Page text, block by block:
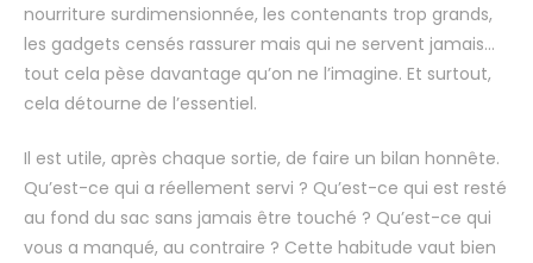
nourriture surdimensionnée, les contenants trop grands,
les gadgets censés rassurer mais qui ne servent jamais…
tout cela pèse davantage qu’on ne l’imagine. Et surtout,
cela détourne de l’essentiel.
Il est utile, après chaque sortie, de faire un bilan honnête.
Qu’est-ce qui a réellement servi ? Qu’est-ce qui est resté
au fond du sac sans jamais être touché ? Qu’est-ce qui
vous a manqué, au contraire ? Cette habitude vaut bien